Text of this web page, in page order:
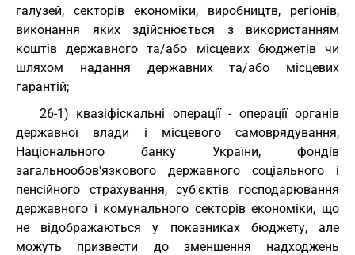
галузей, секторів економіки, виробництв, регіонів,
виконання яких здійснюється з використанням
коштів державного та/або місцевих бюджетів чи
шляхом надання державних та/або місцевих
гарантій;
26-1) квазіфіскальні операції - операції органів
державної влади і місцевого самоврядування,
Національного банку України, фондів
загальнообов'язкового державного соціального і
пенсійного страхування, суб'єктів господарювання
державного і комунального секторів економіки, що
не відображаються у показниках бюджету, але
можуть призвести до зменшення надходжень